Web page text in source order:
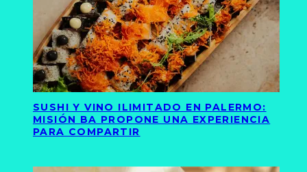
SUSHI Y VINO ILIMITADO EN PALERMO:
MISIÓN BA PROPONE UNA EXPERIENCIA
PARA COMPARTIR